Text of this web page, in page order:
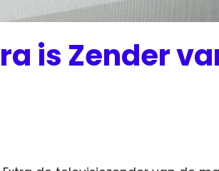
is Zender